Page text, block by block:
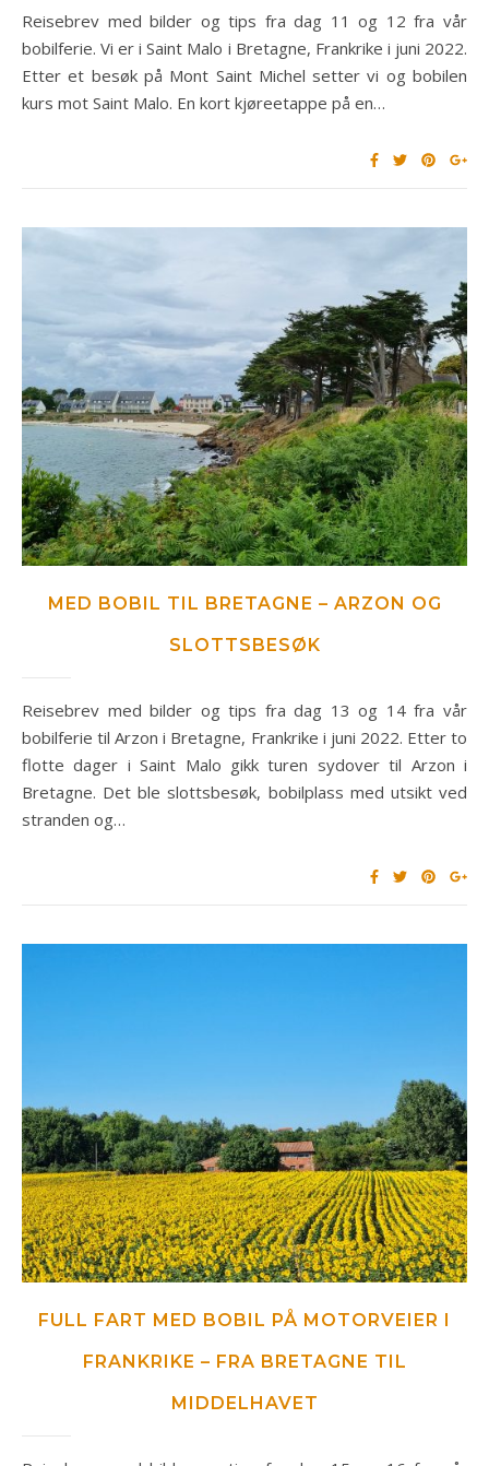
Reisebrev med bilder og tips fra dag 11 og 12 fra vår
bobilferie. Vi er i Saint Malo i Bretagne, Frankrike i juni 2022.
Etter et besøk på Mont Saint Michel setter vi og bobilen
kurs mot Saint Malo. En kort kjøreetappe på en…
MED BOBIL TIL BRETAGNE – ARZON OG
SLOTTSBESØK
Reisebrev med bilder og tips fra dag 13 og 14 fra vår
bobilferie til Arzon i Bretagne, Frankrike i juni 2022. Etter to
flotte dager i Saint Malo gikk turen sydover til Arzon i
Bretagne. Det ble slottsbesøk, bobilplass med utsikt ved
stranden og…
FULL FART MED BOBIL PÅ MOTORVEIER I
FRANKRIKE – FRA BRETAGNE TIL
MIDDELHAVET